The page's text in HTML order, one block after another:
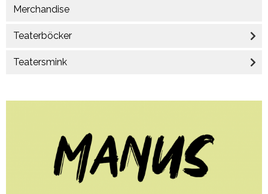
Merchandise
Teaterböcker
Teatersmink